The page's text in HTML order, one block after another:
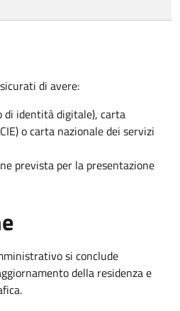
di avere:
di identità digitale), carta
o carta nazionale dei servizi
prevista per la presentazione
si conclude
della residenza e